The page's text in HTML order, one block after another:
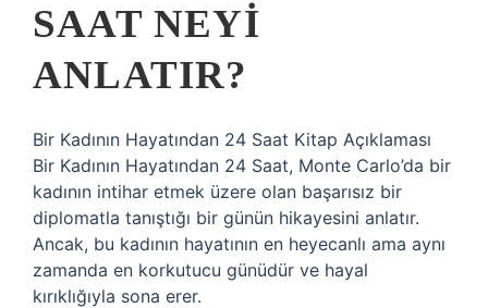
SAAT NEYI
ANLATIR?
Bir Kadının Hayatından 24 Saat Kitap Açıklaması
Bir Kadının Hayatından 24 Saat, Monte Carlo’da bir
kadının intihar etmek üzere olan başarısız bir
diplomatla tanıştığı bir günün hikayesini anlatır.
Ancak, bu kadının hayatının en heyecanlı ama aynı
zamanda en korkutucu günüdür ve hayal
kırıklığıyla sona erer.